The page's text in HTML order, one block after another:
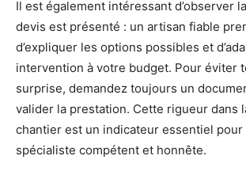
Il est également intéressant d’observer
devis est présenté : un artisan fiable
d’expliquer les options possibles et
intervention à votre budget. Pour éviter
surprise, demandez toujours un
valider la prestation. Cette rigueur dans
chantier est un indicateur essentiel pour
spécialiste compétent et honnête.